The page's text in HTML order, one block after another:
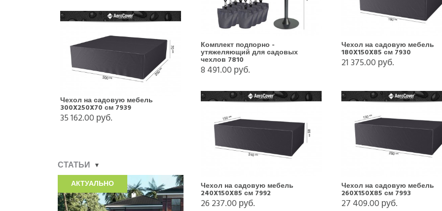
Чехол на садовую мебель
300X250X70 см 7939
35 162.00 руб.
СТАТЬИ
АКТУАЛЬНО
Комплект подпорно -
утяжеляющий для садовых
чехлов 7810
8 491.00 руб.
Чехол на садовую мебель
180X150X85 см 7930
21 375.00 руб.
Чехол на садовую мебель
240X150X85 см 7992
26 237.00 руб.
Чехол на садовую мебель
260X150X85 см 7993
27 409.00 руб.